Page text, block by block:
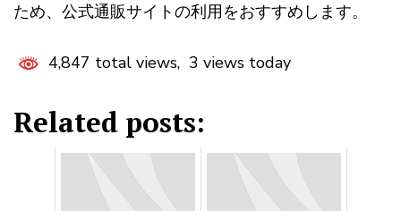
ため、公式通販サイトの利用をおすすめします。
4,847 total views, 3 views today
Related posts: